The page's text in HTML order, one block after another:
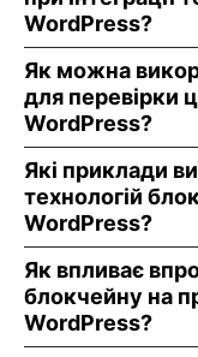
WordPress?
Як можна
для перевірки
WordPress?
Які приклади
технологій
WordPress?
Як впливає
блокчейну на
WordPress?